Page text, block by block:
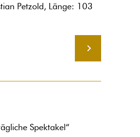
Petzold, Länge: 103
Spektakel“